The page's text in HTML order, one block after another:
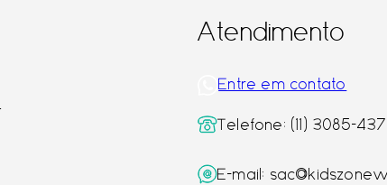
Atendimento
Entre em contato
Telefone: (11) 3085-
E-mail: